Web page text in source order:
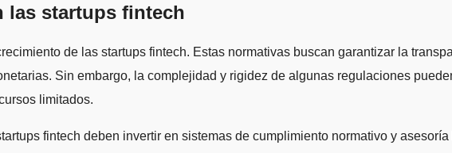
las startups fintech
de las startups fintech. Estas normativas buscan garantizar la
Sin embargo, la complejidad y rigidez de algunas regulaciones
limitados.
fintech deben invertir en sistemas de cumplimiento normativo y